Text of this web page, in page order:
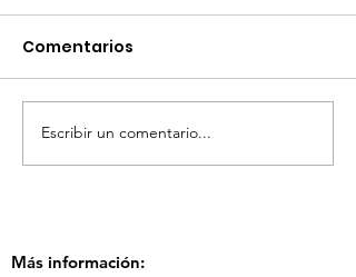
TourTravelynByFraveo
participó en la
Comentarios
Escribir un comentario...
Más información: